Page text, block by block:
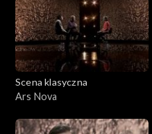
Scena klasyczna
Ars Nova